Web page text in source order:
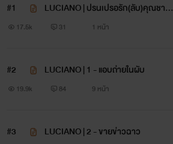
#1
LUCIANO | ปรนเปรอรัก(ลับ)คุณชายส
ารเลว
17.5k 31 1 หน้า
#2 LUCIANO | 1 - แอบถ่ายในผับ
19.9k 84 9 หน้า
#3 LUCIANO | 2 - ขายข่าวฉาว